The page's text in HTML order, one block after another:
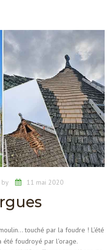
11 mai 2020
touché par la foudre ! L'été
été foudroyé par l'orage.